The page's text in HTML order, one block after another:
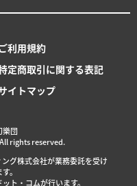
利用規約
定商取引に関する表記
イトマップ
樂団
rights reserved.
ング株式会社が業務委託を受け
。
ト・コムが行います。